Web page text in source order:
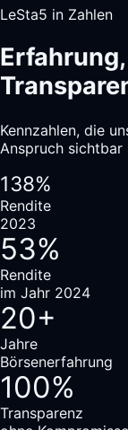
LeSta5 in Zahlen
Kennzahlen, die
Anspruch sichtbar
138%
Rendite
2023
53%
Rendite
im Jahr 2024
20+
Jahre
Börsenerfahrung
100%
Transparenz